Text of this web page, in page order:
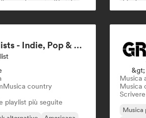
Unique Playlists - Indie, Pop & Rock
Musica country
playlist più seguite
&gt;
Musica
Musica
Musica